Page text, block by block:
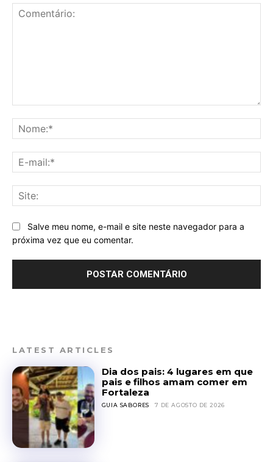
Salve meu nome, e-mail e site neste navegador para a
próxima vez que eu comentar.
LATEST ARTICLES
Dia dos pais: 4 lugares em que
pais e filhos amam comer em
Fortaleza
GUIA SABORES 7 DE AGOSTO DE 2026